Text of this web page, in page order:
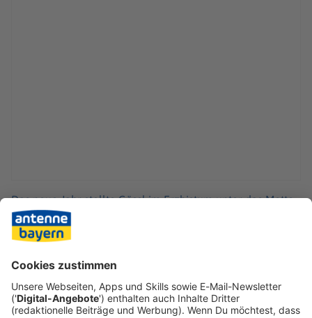
Das neue Jahr stellte Gössl im Erzbistum unter das Motto
«Du bewegst die Welt». Damit solle zum Ausdruck
gebracht werden, dass der christliche Glaube das beste
Heilmittel gegen Egoismus, Intoleranz, Hass und Hetze
sei: «Und dabei kommt es wirklich auf jeden einzelnen